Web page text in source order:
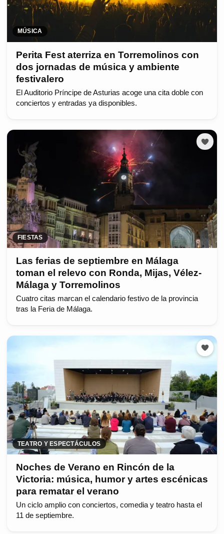
MÚSICA
Perita Fest aterriza en Torremolinos con
dos jornadas de música y ambiente
festivalero
El Auditorio Príncipe de Asturias acoge una cita doble con
conciertos y entradas ya disponibles.
FIESTAS
Las ferias de septiembre en Málaga
toman el relevo con Ronda, Mijas, Vélez-
Málaga y Torremolinos
Cuatro citas marcan el calendario festivo de la provincia
tras la Feria de Málaga.
TEATRO Y ESPECTÁCULOS
Noches de Verano en Rincón de la
Victoria: música, humor y artes escénicas
para rematar el verano
Un ciclo amplio con conciertos, comedia y teatro hasta el
11 de septiembre.